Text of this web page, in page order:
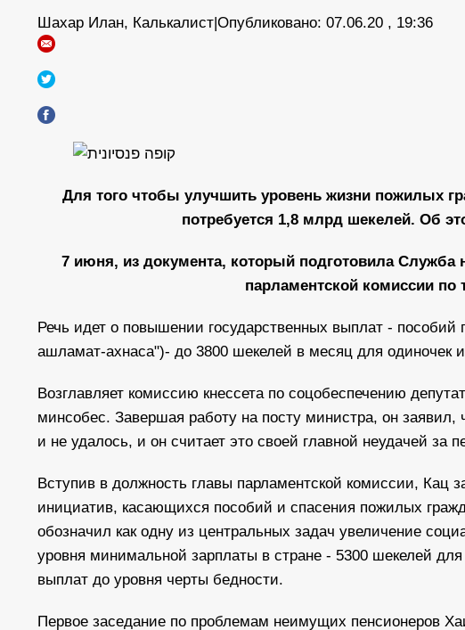
Шахар Илан, Калькалист|Опубликовано: 07.06.20 , 19:36
Для того чтобы улучшить уровень жизни пожилых
потребуется 1,8 млрд шекелей. Об
7 июня, из документа, который подготовила Служба
парламентской комиссии по
Речь идет о повышении государственных выплат - пособий
ашламат-ахнаса")- до 3800 шекелей в месяц для одиночек
Возглавляет комиссию кнессета по соцобеспечению
минсобес. Завершая работу на посту министра, он
и не удалось, и он считает это своей главной неудачей за
Вступив в должность главы парламентской комиссии, Кац
инициатив, касающихся пособий и спасения пожилых
обозначил как одну из центральных задач увеличение
уровня минимальной зарплаты в стране - 5300 шекелей
выплат до уровня черты бедности.
Первое заседание по проблемам неимущих пенсионеров